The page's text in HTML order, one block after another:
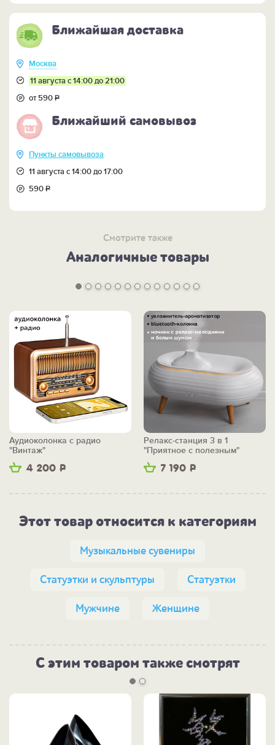
Ближайшая доставка
Москва
11 августа с 14:00 до 21:00
от 590Р
Ближайший самовывоз
Пункты самовывоза
11 августа с 14:00 до 17:00
590Р
Смотрите также
Аналогичные товары
4 200 Р
Аудиоколонка с радио
"Винтаж"
7 190 Р
Релакс-станция 3 в 1
"Приятное с полезным"
Этот товар относится к категориям
Музыкальные сувениры
Статуэтки и скульптуры Статуэтки
Мужчине Женщине
С этим товаром также смотрят